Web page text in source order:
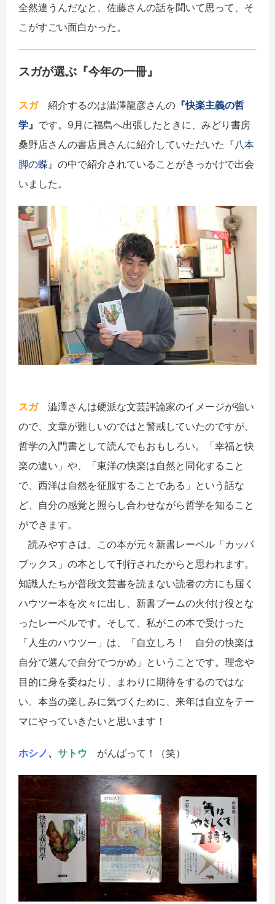
全然違うんだなと、佐藤さんの話を聞いて思って、そ
こがすごい面白かった。
スガが選ぶ『今年の一冊』
スガ紹介するのは澁澤龍彦さんの 『快楽主義の哲
学』 です。9月に福島へ出張したときに、みどり書房
桑野店さんの書店員さんに紹介していただいた 『八本
脚の蝶』 の中で紹介されていることがきっかけで出会
いました。
スガ澁澤さんは硬派な文芸評論家のイメージが強い
ので、文章が難しいのではと警戒していたのですが、
哲学の入門書として読んでもおもしろい。「幸福と快
楽の違い」や、「東洋の快楽は自然と同化すること
で、西洋は自然を征服することである」という話な
ど、自分の感覚と照らし合わせながら哲学を知ること
ができます。
読みやすさは、この本が元々新書レーベル「カッパ
ブックス」の本として刊行されたからと思われます。
知識人たちが普段文芸書を読まない読者の方にも届く
ハウツー本を次々に出し、新書ブームの火付け役とな
ったレーベルです。そして、私がこの本で受けった
「人生のハウツー」は、「自立しろ！ 自分の快楽は
自分で選んで自分でつかめ」ということです。理念や
目的に身を委ねたり、まわりに期待をするのではな
い。本当の楽しみに気づくために、来年は自立をテー
マにやっていきたいと思います！
ホシノ、 サトウ がんばって！（笑）